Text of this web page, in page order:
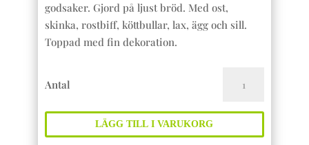
godsaker. Gjord på ljust bröd. Med ost,
skinka, rostbiff, köttbullar, lax, ägg och sill.
Toppad med fin dekoration.
Antal
Landgång
mängd
LÄGG TILL I VARUKORG